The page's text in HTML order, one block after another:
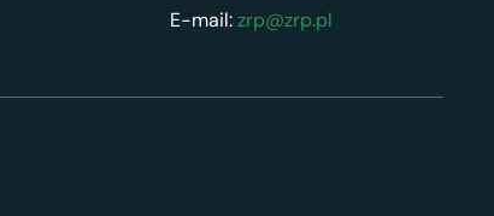
E-mail:zrp@zrp.pl